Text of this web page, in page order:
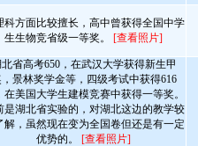
科方面比较擅长，高中曾获得全国中学
生生物竞省级一等奖。 [查看照片]
省高考650，在武汉大学获得新生甲
景林奖学金等，四级考试中获得616
在美国大学生建模竞赛中获得一等奖。
是湖北省实验的，对湖北这边的教学较
解，虽然现在变为全国卷但还是有一定
优势的。 [查看照片]